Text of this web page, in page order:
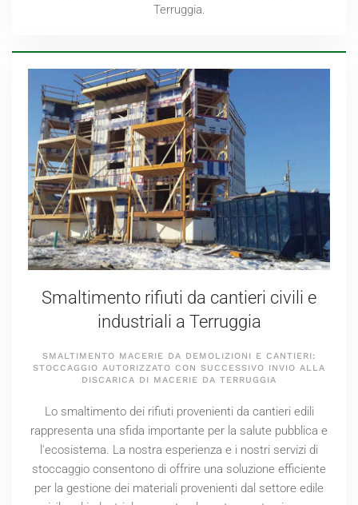
Terruggia.
Smaltimento rifiuti da cantieri civili e
industriali a Terruggia
SMALTIMENTO MACERIE DA DEMOLIZIONI E CANTIERI:
STOCCAGGIO AUTORIZZATO CON SUCCESSIVO INVIO ALLA
DISCARICA DI MACERIE DA TERRUGGIA
Lo smaltimento dei rifiuti provenienti da cantieri edili
rappresenta una sfida importante per la salute pubblica e
l'ecosistema. La nostra esperienza e i nostri servizi di
stoccaggio consentono di offrire una soluzione efficiente
per la gestione dei materiali provenienti dal settore edile